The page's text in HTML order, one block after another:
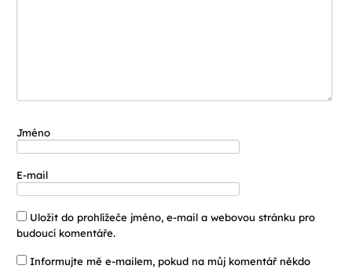
Jméno
E-mail
Uložit do prohlížeče jméno, e-mail a webovou stránku pro
budoucí komentáře.
Informujte mě e-mailem, pokud na můj komentář někdo